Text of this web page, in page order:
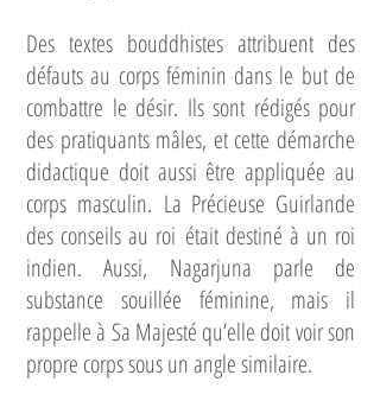
Des textes bouddhistes attribuent des
défauts au corps féminin dans le but de
combattre le désir. Ils sont rédigés pour
des pratiquants mâles, et cette démarche
didactique doit aussi être appliquée au
corps masculin. La Précieuse Guirlande
des conseils au roi était destiné à un roi
indien. Aussi, Nagarjuna parle de
substance souillée féminine, mais il
rappelle à Sa Majesté qu’elle doit voir son
propre corps sous un angle similaire.